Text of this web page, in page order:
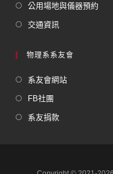
公用場地與儀器預約
交通資訊
物理系系友會
系友會網站
FB社團
系友捐款